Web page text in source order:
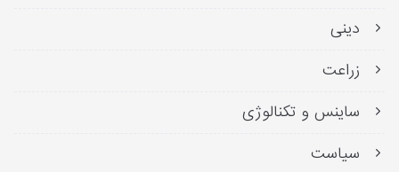
دینی
زراعت
ساینس و تکنالوژی
سیاست